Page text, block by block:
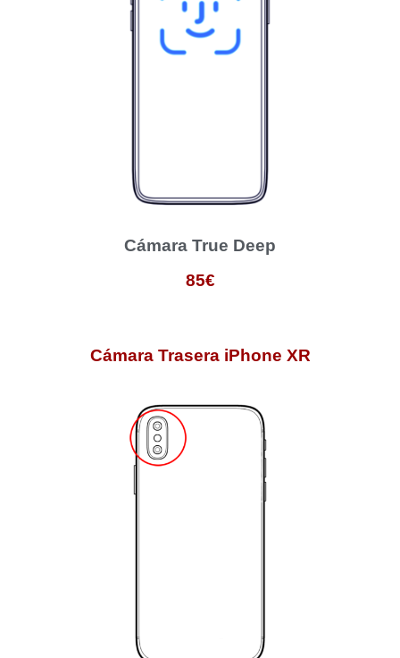
Cámara True Deep
85€
Cámara Trasera iPhone XR